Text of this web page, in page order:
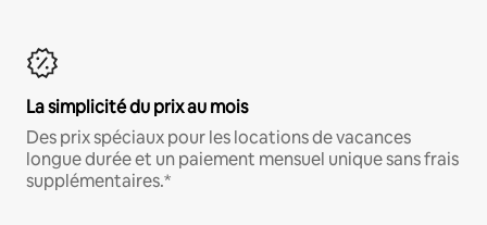
La simplicité du prix au mois
Des prix spéciaux pour les locations de vacances
longue durée et un paiement mensuel unique sans frais
supplémentaires.*